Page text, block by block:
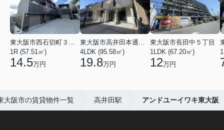
東大阪市西石切町３丁目
1R (57.51㎡)
14.5万円
東大阪市高井田本通２丁目
4LDK (95.58㎡)
19.8万円
東大阪市長田中５丁目
1LDK (67.20㎡)
12万円
大阪市の賃貸物件一覧 高井田駅 アンドユーイワキ東大阪